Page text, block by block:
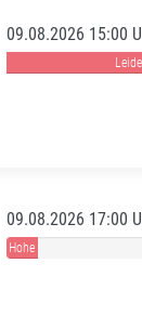
09.08.2026 15:00
09.08.2026 17:00
Hohe